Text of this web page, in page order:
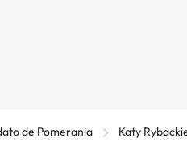
de Pomerania Katy